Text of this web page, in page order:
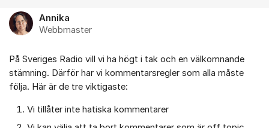
Annika
Webbmaster
På Sveriges Radio vill vi ha högt i tak och en välkomnande
stämning. Därför har vi kommentarsregler som alla måste
följa. Här är de tre viktigaste:
Vi tillåter inte hatiska kommentarer